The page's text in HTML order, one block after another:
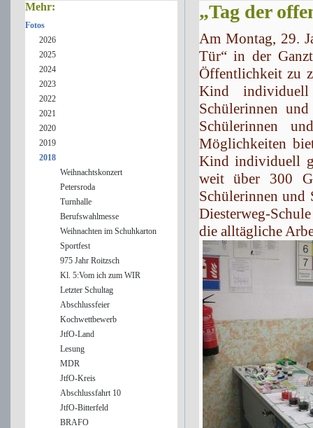
Mehr:
Fotos
2026
2025
2024
2023
2022
2021
2020
2019
2018
Weihnachtskonzert
Petersroda
Turnhalle
Berufswahlmesse
Weihnachten im Schuhkarton
Sportfest
975 Jahr Roitzsch
Kl. 5:Vom ich zum WIR
Letzter Schultag
Abschlussfeier
Kochwettbewerb
JtfO-Land
Lesung
MDR
JtfO-Kreis
Abschlussfahrt 10
JtfO-Bitterfeld
BRAFO
„Tag der
Am Montag, 29.
Tür“ in der
Öffentlichkeit zu
Kind individuell
Schülerinnen
Schülerinnen
Möglichkeiten
Kind individuell
weit über 300
Schülerinnen
Diesterweg-
die alltägliche